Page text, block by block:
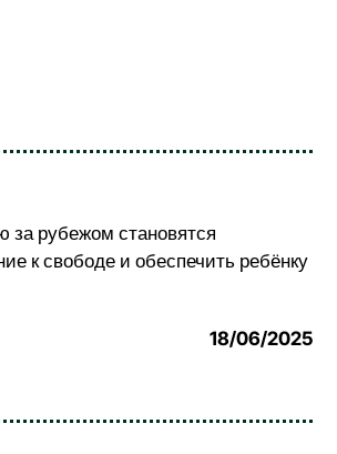
за рубежом становятся
к свободе и обеспечить ребёнку
18/06/2025